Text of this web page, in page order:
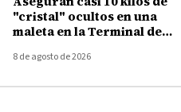
"cristal" ocultos en una
maleta en la Terminal de
8 de agosto de 2026